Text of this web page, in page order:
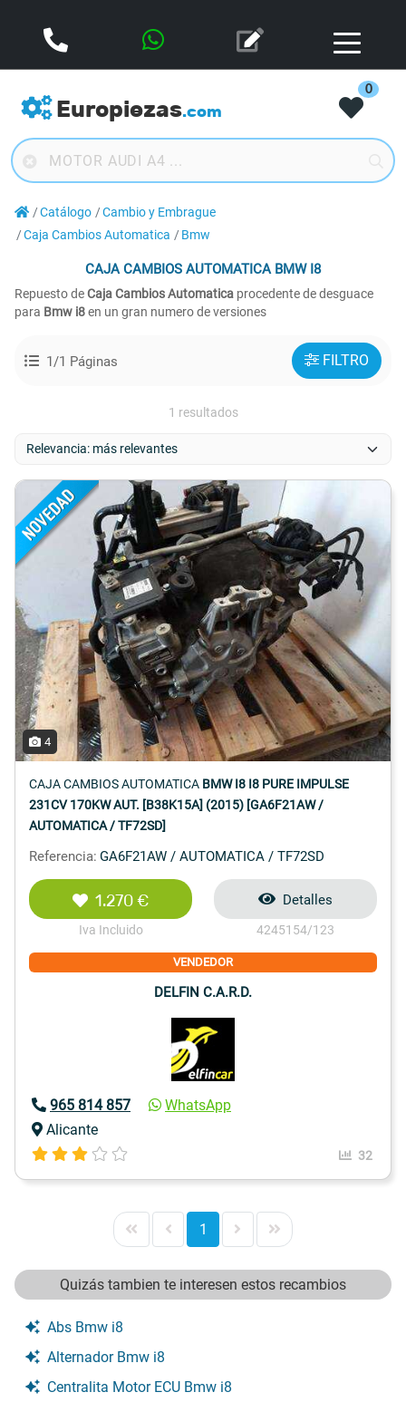
Europiezas.com
0
Catálogo
Cambio y Embrague
Caja Cambios Automatica
Bmw
CAJA CAMBIOS AUTOMATICABMW I8
Repuesto deCaja Cambios Automatica procedente de desguace
para Bmw i8en un gran numero de versiones
1/1 Páginas FILTRO
1 resultados
4
CAJA CAMBIOS AUTOMATICA BMW I8 I8 PURE IMPULSE
231CV 170KW AUT. [B38K15A] (2015) [GA6F21AW /
AUTOMATICA / TF72SD]
Referencia: GA6F21AW / AUTOMATICA / TF72SD
1.270 €
Iva Incluido
Detalles
4245154/123
VENDEDOR
DELFIN C.A.R.D.
965 814 857
WhatsApp
Alicante
32
1
Quizás tambien te interesen estos recambios
Abs Bmw i8
Alternador Bmw i8
Centralita Motor ECU Bmw i8